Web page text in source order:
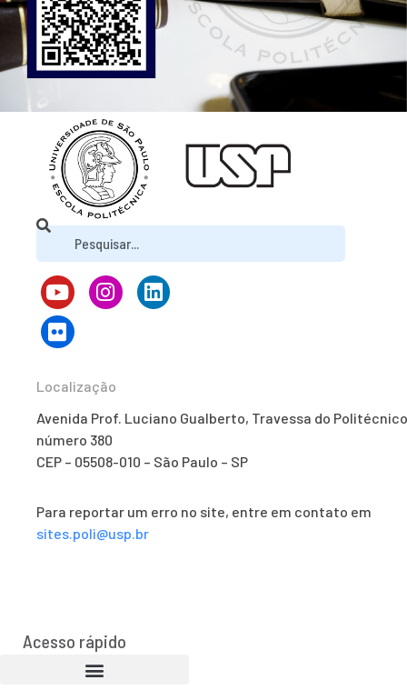
Localização
Avenida Prof. Luciano Gualberto, Travessa do
número 380
CEP – 05508-010 – São Paulo – SP
Para reportar um erro no site, entre em contato em
sites.poli@usp.br
Acesso rápido